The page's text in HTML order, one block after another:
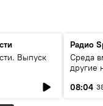
Выпуск
Радио
Среда
другие
08:04